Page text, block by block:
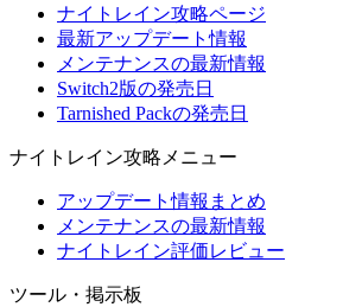
ナイトレイン攻略ページ
最新アップデート情報
メンテナンスの最新情報
Switch2版の発売日
Tarnished Packの発売日
ナイトレイン攻略メニュー
アップデート情報まとめ
メンテナンスの最新情報
ナイトレイン評価レビュー
ツール・掲示板